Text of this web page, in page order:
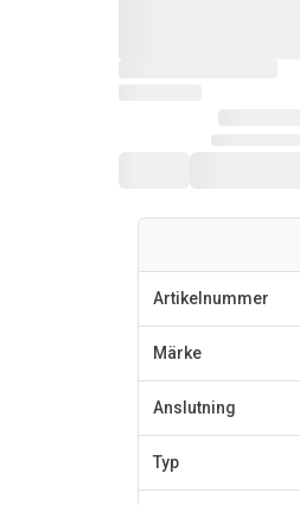
Artikelnummer
Märke
Anslutning
Typ